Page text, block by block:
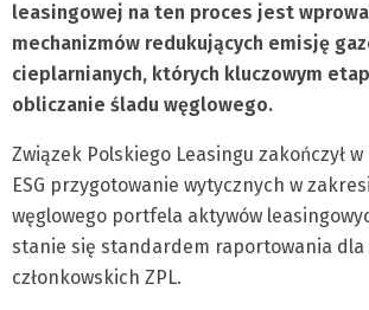
leasingowej na ten proces jest
mechanizmów redukujących emisję
cieplarnianych, których kluczowym
obliczanie śladu węglowego.
Związek Polskiego Leasingu zakończył
ESG przygotowanie wytycznych w
węglowego portfela aktywów
stanie się standardem raportowania dla
członkowskich ZPL.